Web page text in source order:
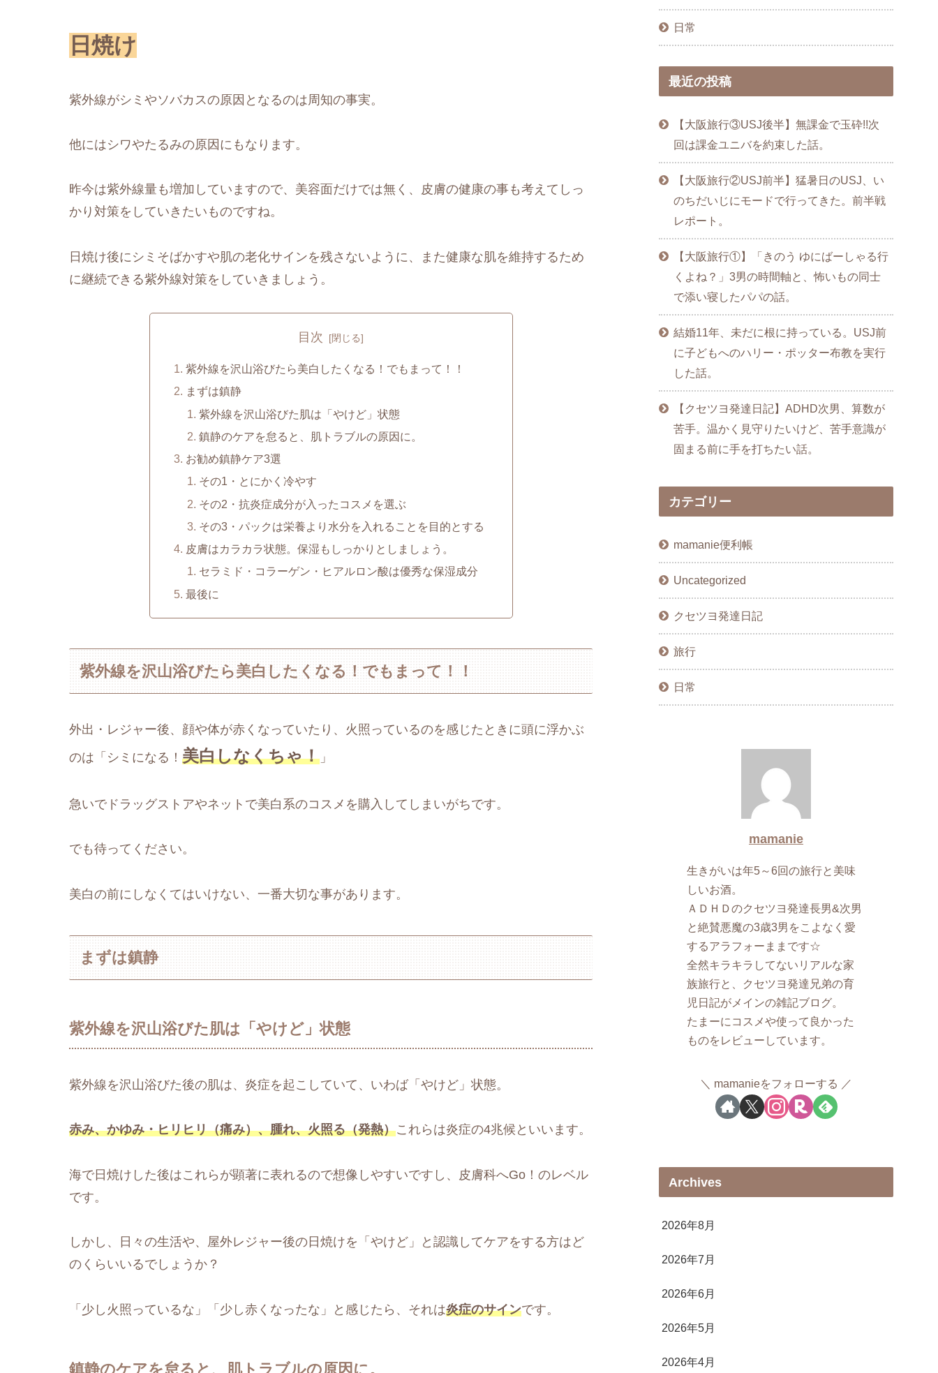
日焼け
紫外線がシミやソバカスの原因となるのは周知の事実。
他にはシワやたるみの原因にもなります。
昨今は紫外線量も増加していますので、美容面だけでは無く、皮膚の健康の事も考えてしっ
かり対策をしていきたいものですね。
日焼け後にシミそばかすや肌の老化サインを残さないように、また健康な肌を維持するため
に継続できる紫外線対策をしていきましょう。
目次
紫外線を沢山浴びたら美白したくなる！でもまって！！
まずは鎮静
紫外線を沢山浴びた肌は「やけど」状態
鎮静のケアを怠ると、肌トラブルの原因に。
お勧め鎮静ケア3選
その1・とにかく冷やす
その2・抗炎症成分が入ったコスメを選ぶ
その3・パックは栄養より水分を入れることを目的とする
皮膚はカラカラ状態。保湿もしっかりとしましょう。
セラミド・コラーゲン・ヒアルロン酸は優秀な保湿成分
最後に
紫外線を沢山浴びたら美白したくなる！でもまって！！
外出・レジャー後、顔や体が赤くなっていたり、火照っているのを感じたときに頭に浮かぶ
のは「シミになる！ 美白しなくちゃ！ 」
急いでドラッグストアやネットで美白系のコスメを購入してしまいがちです。
でも待ってください。
美白の前にしなくてはいけない、一番大切な事があります。
まずは鎮静
紫外線を沢山浴びた肌は「やけど」状態
紫外線を沢山浴びた後の肌は、炎症を起こしていて、いわば「やけど」状態。
赤み、かゆみ・ヒリヒリ（痛み）、腫れ、火照る（発熱）これらは炎症の4兆候といいます。
海で日焼けした後はこれらが顕著に表れるので想像しやすいですし、皮膚科へGo！のレベル
です。
しかし、日々の生活や、屋外レジャー後の日焼けを「やけど」と認識してケアをする方はど
のくらいいるでしょうか？
「少し火照っているな」「少し赤くなったな」と感じたら、それは炎症のサインです。
鎮静のケアを怠ると、肌トラブルの原因に。
日常
最近の投稿
【大阪旅行③USJ後半】無課金で玉砕!!次
回は課金ユニバを約束した話。
【大阪旅行②USJ前半】猛暑日のUSJ、い
のちだいじにモードで行ってきた。前半戦
レポート。
【大阪旅行①】「きのう ゆにばーしゃる行
くよね？」3男の時間軸と、怖いもの同士
で添い寝したパパの話。
結婚11年、未だに根に持っている。USJ前
に子どもへのハリー・ポッター布教を実行
した話。
【クセツヨ発達日記】ADHD次男、算数が
苦手。温かく見守りたいけど、苦手意識が
固まる前に手を打ちたい話。
カテゴリー
mamanie便利帳
Uncategorized
クセツヨ発達日記
旅行
日常
mamanie
生きがいは年5～6回の旅行と美味
しいお酒。
ＡＤＨＤのクセツヨ発達長男&次男
と絶賛悪魔の3歳3男をこよなく愛
するアラフォーままです☆
全然キラキラしてないリアルな家
族旅行と、クセツヨ発達兄弟の育
児日記がメインの雑記ブログ。
たまーにコスメや使って良かった
ものをレビューしています。
mamanieをフォローする
Archives
2026年8月
2026年7月
2026年6月
2026年5月
2026年4月